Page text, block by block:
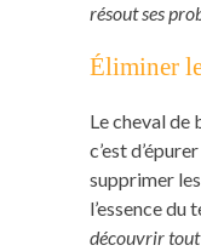
résout ses
Éliminer
Le cheval de
c’est
supprimer
l’essence du
découvrir tout